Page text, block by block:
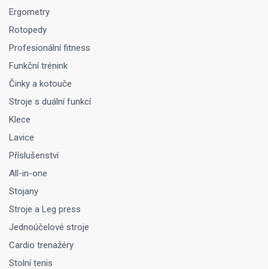
Ergometry
Rotopedy
Profesionální fitness
Funkční trénink
Činky a kotouče
Stroje s duální funkcí
Klece
Lavice
Příslušenství
All-in-one
Stojany
Stroje a Leg press
Jednoúčelové stroje
Cardio trenažéry
Stolní tenis